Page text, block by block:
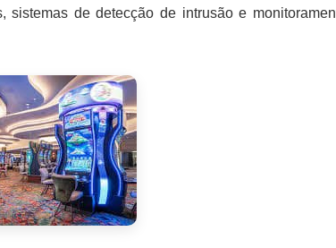
de detecção de intrusão e